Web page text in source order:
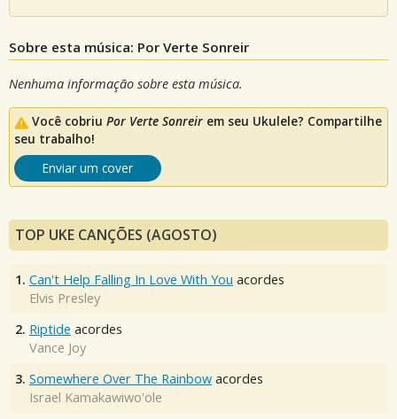
Sobre esta música: Por Verte Sonreir
Nenhuma informação sobre esta música.
Você cobriu Por Verte Sonreir em seu Ukulele? Compartilhe
seu trabalho!
Enviar um cover
TOP UKE CANÇÕES (AGOSTO)
1. Can't Help Falling In Love With You acordes
Elvis Presley
2. Riptide acordes
Vance Joy
3. Somewhere Over The Rainbow acordes
Israel Kamakawiwo'ole